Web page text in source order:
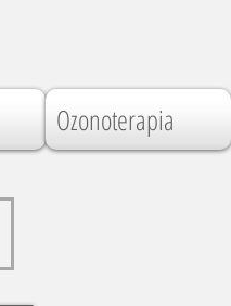
Ozonoterapia